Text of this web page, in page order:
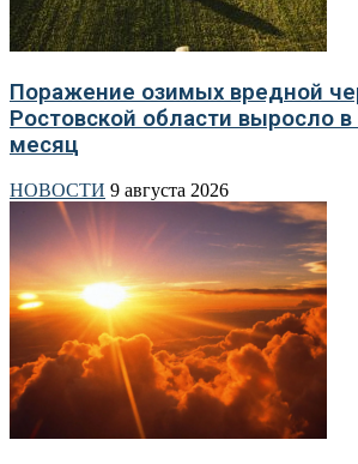
Поражение озимых вредной
Ростовской области выросло в
месяц
НОВОСТИ 9 августа 2026